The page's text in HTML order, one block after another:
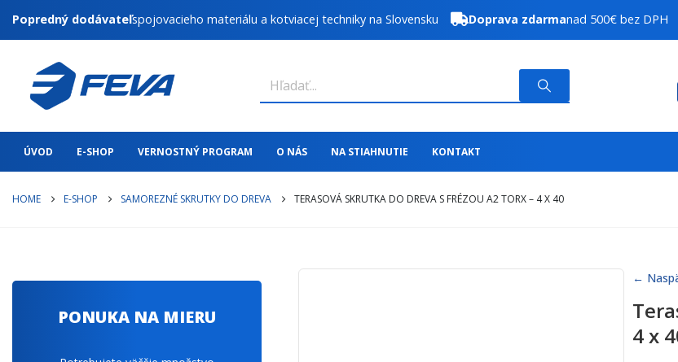
Popredný dodávateľspojovacieho materiálu a kotviacej techniky na Slovensku Doprava zdarmanad 500€ bez DPH
ÚVOD E-SHOP VERNOSTNÝ PROGRAM O NÁS NA STIAHNUTIE KONTAKT
HOME E-SHOP SAMOREZNÉ SKRUTKY DO DREVA TERASOVÁ SKRUTKA DO DREVA S FRÉZOU A2 TORX – 4 X 40
←
4 x
PONUKA NA MIERU